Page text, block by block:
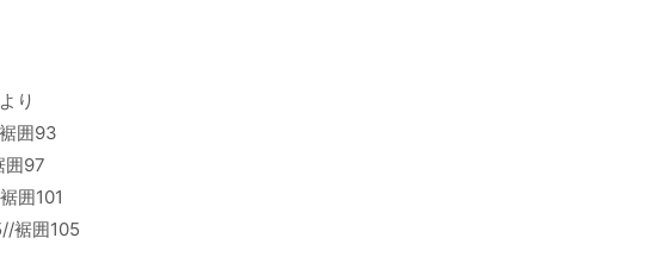
り
囲93
囲97
囲101
裾囲105